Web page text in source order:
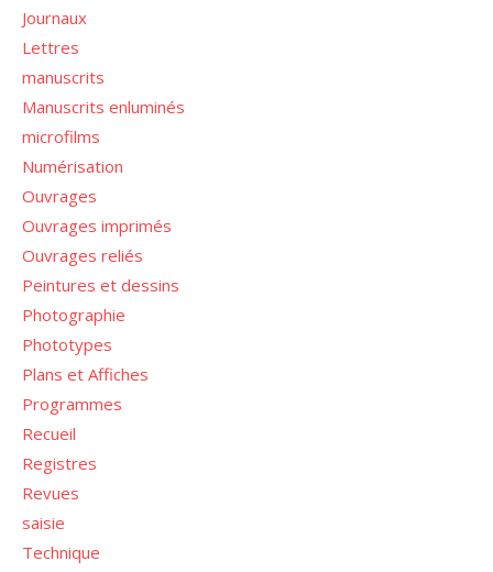
Journaux
Lettres
manuscrits
Manuscrits enluminés
microfilms
Numérisation
Ouvrages
Ouvrages imprimés
Ouvrages reliés
Peintures et dessins
Photographie
Phototypes
Plans et Affiches
Programmes
Recueil
Registres
Revues
saisie
Technique